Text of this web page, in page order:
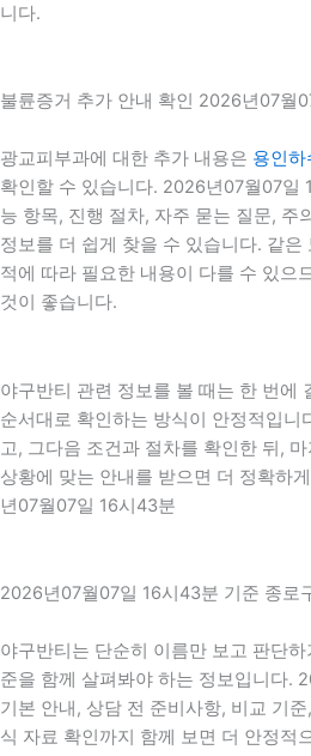
니다.
불륜증거 추가 안내 확인 2026년07월
광교피부과에 대한 추가 내용은 용인하
확인할 수 있습니다. 2026년07월07일
능 항목, 진행 절차, 자주 묻는 질문, 주
정보를 더 쉽게 찾을 수 있습니다. 같
적에 따라 필요한 내용이 다를 수 있으
것이 좋습니다.
야구반티 관련 정보를 볼 때는 한 번에
순서대로 확인하는 방식이 안정적입니
고, 그다음 조건과 절차를 확인한 뒤,
상황에 맞는 안내를 받으면 더 정확하
년07월07일 16시43분
2026년07월07일 16시43분 기준 종로
야구반티는 단순히 이름만 보고 판단
준을 함께 살펴봐야 하는 정보입니다.
기본 안내, 상담 전 준비사항, 비교 기
식 자료 확인까지 함께 보면 더 안정적